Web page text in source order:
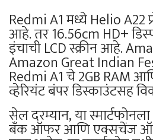
Redmi A1 मध्ये Helio A22
आहे. तर 16.56cm HD+
इंचाची LCD स्क्रीन आहे.
Amazon Great Indian
Redmi A1 चे 2GB RAM
व्हेरियंट बंपर डिस्काउंटसह
सेल दरम्यान, या
बँक ऑफर आणि एक्सचेंज